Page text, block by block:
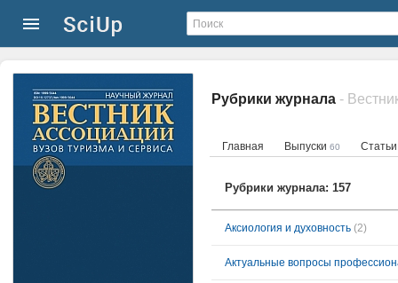
Рубрики журнала -
Главная Выпуски 60
Рубрики журнала: 157
Аксиология и духовность (2)
Актуальные вопросы